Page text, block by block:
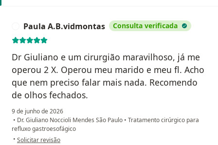
Paula A.B.vidmontas Consulta verificada
Dr Giuliano e um cirurgião maravilhoso, já me
operou 2 X. Operou meu marido e meu fl. Acho
que nem preciso falar mais nada. Recomendo
de olhos fechados.
9 de junho de 2026
• Dr. Giuliano Noccioli Mendes São Paulo • Tratamento cirúrgico para
refluxo gastroesofágico
• na opinião do utilizador Paula A.B.vidmontas
Solicitar revisão